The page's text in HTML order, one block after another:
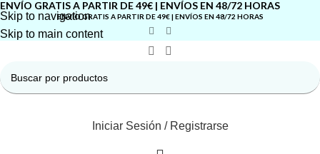
Skip to navigation
Skip to main content
ENVÍO GRATIS A PARTIR DE 49€ | ENVÍOS EN 48/72 HORAS
ENVÍO GRATIS A PARTIR DE 49€ | ENVÍOS EN 48/72 HORAS
Iniciar Sesión / Registrarse